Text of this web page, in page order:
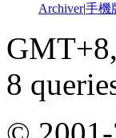
Archiver|手機
8